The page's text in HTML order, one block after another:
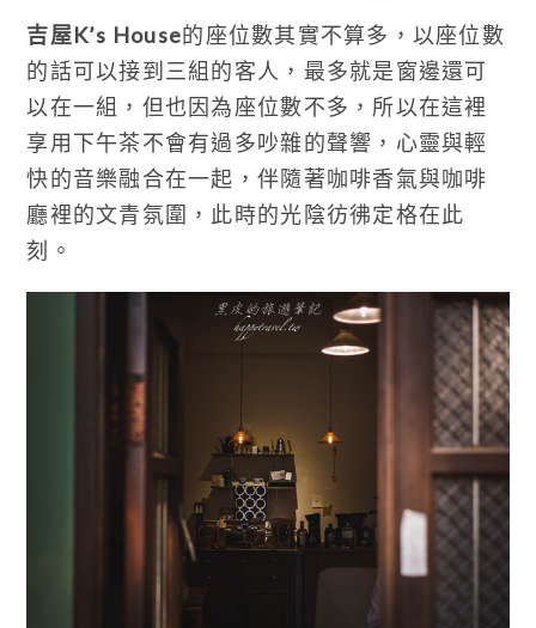
吉屋K’s House的座位數其實不算多，以座位數
的話可以接到三組的客人，最多就是窗邊還可
以在一組，但也因為座位數不多，所以在這裡
享用下午茶不會有過多吵雜的聲響，心靈與輕
快的音樂融合在一起，伴隨著咖啡香氣與咖啡
廳裡的文青氛圍，此時的光陰彷彿定格在此
刻。